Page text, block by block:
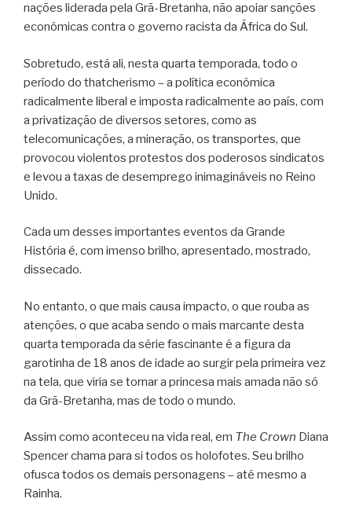
nações liderada pela Grã-Bretanha, não apoiar sanções
econômicas contra o governo racista da África do Sul.
Sobretudo, está ali, nesta quarta temporada, todo o
período do thatcherismo – a política econômica
radicalmente liberal e imposta radicalmente ao país, com
a privatização de diversos setores, como as
telecomunicações, a mineração, os transportes, que
provocou violentos protestos dos poderosos sindicatos
e levou a taxas de desemprego inimagináveis no Reino
Unido.
Cada um desses importantes eventos da Grande
História é, com imenso brilho, apresentado, mostrado,
dissecado.
No entanto, o que mais causa impacto, o que rouba as
atenções, o que acaba sendo o mais marcante desta
quarta temporada da série fascinante é a figura da
garotinha de 18 anos de idade ao surgir pela primeira vez
na tela, que viria se tornar a princesa mais amada não só
da Grã-Bretanha, mas de todo o mundo.
Assim como aconteceu na vida real, em The Crown Diana
Spencer chama para si todos os holofotes. Seu brilho
ofusca todos os demais personagens – até mesmo a
Rainha.